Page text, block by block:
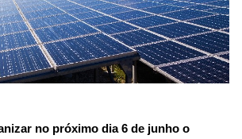
no próximo dia 6 de junho o